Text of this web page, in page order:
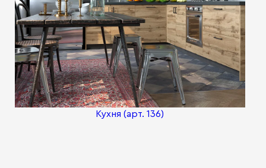
Кухня (арт. 136)